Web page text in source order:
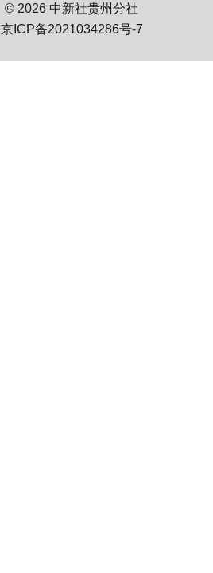
© 2026 中新社贵州分社
京ICP备2021034286号-7